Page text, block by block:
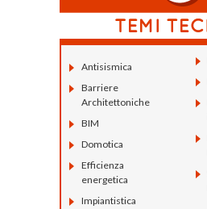
Antisismica
Barriere
Architettoniche
BIM
Domotica
Efficienza
energetica
Impiantistica